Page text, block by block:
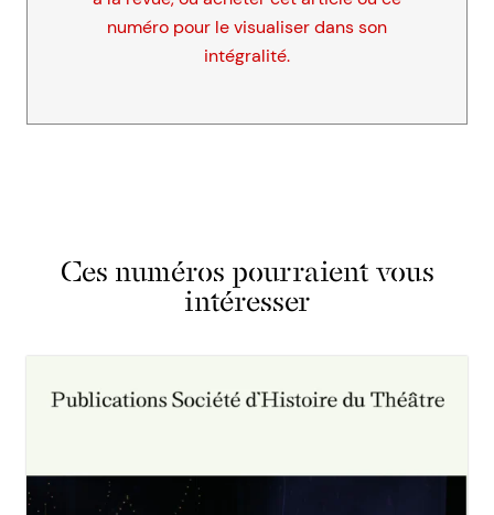
numéro pour le visualiser dans son
intégralité.
Ces numéros pourraient vous
intéresser